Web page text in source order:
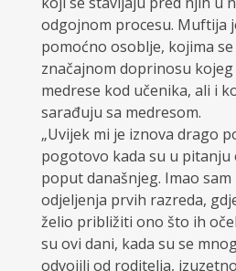
odgojnom procesu. Muftija
pomoćno osoblje, kojima
značajnom doprinosu
medrese kod učenika, ali i
sarađuju sa medresom.
„Uvijek mi je iznova drago
pogotovo kada su u pitanju
poput današnjeg. Imao
odjeljenja prvih razreda,
želio približiti ono što ih
su ovi dani, kada su se
odvojili od roditelja,